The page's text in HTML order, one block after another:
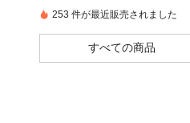
4.73 3.6K
4.73
3.6K
4.73
3.6K
253 件が最近販売されました
すべての商品